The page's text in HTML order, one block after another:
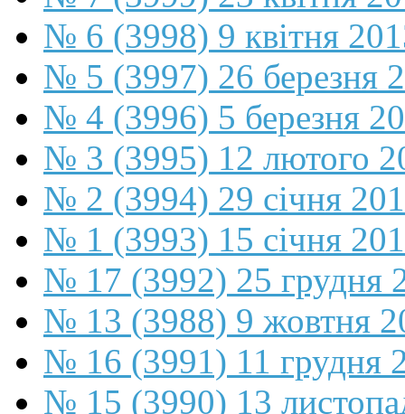
№ 6 (3998) 9 квітня
№ 5 (3997) 26 березня
№ 4 (3996) 5 березня
№ 3 (3995) 12 лютого
№ 2 (3994) 29 січня
№ 1 (3993) 15 січня
№ 17 (3992) 25 грудня
№ 13 (3988) 9 жовтня
№ 16 (3991) 11 грудня
№ 15 (3990) 13